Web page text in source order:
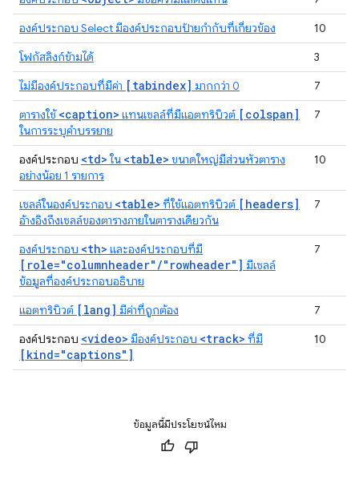
องค์ประกอบ Select มีองค์ประกอบป้ายกำกับที่เกี่ยวข้อง
10
โฟกัสลิงก์ข้ามได้
3
ไม่มีองค์ประกอบที่มีค่า [tabindex] มากกว่า 0
7
ตารางใช้<caption> แทนเซลล์ที่มีแอตทริบิวต์ [colspan]
ในการระบุคำบรรยาย
7
องค์ประกอบ <td>ใน <table> ขนาดใหญ่มีส่วนหัวตาราง
อย่างน้อย 1 รายการ
10
เซลล์ในองค์ประกอบ <table> ที่ใช้แอตทริบิวต์ [headers]
อ้างอิงถึงเซลล์ของตารางภายในตารางเดียวกัน
7
องค์ประกอบ <th> และองค์ประกอบที่มี
[role="columnheader"/"rowheader"] มีเซลล์
ข้อมูลที่องค์ประกอบอธิบาย
7
แอตทริบิวต์ [lang] มีค่าที่ถูกต้อง
7
องค์ประกอบ <video> มีองค์ประกอบ <track> ที่มี
[kind="captions"]
10
ข้อมูลนี้มีประโยชน์ไหม